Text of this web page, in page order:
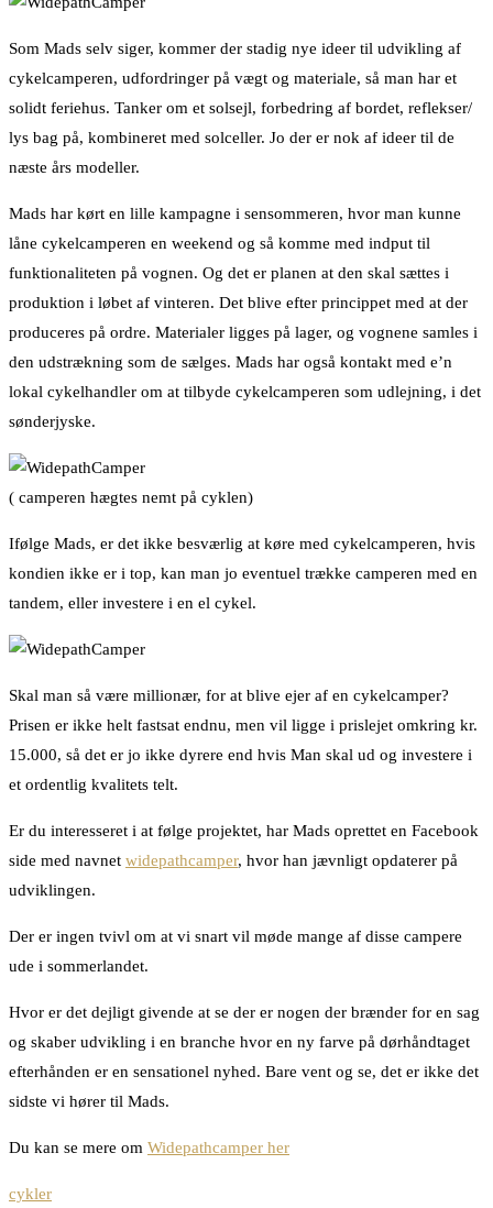
Som Mads selv siger, kommer der stadig nye ideer til udvikling af
cykelcamperen, udfordringer på vægt og materiale, så man har et
solidt feriehus. Tanker om et solsejl, forbedring af bordet, reflekser/
lys bag på, kombineret med solceller. Jo der er nok af ideer til de
næste års modeller.
Mads har kørt en lille kampagne i sensommeren, hvor man kunne
låne cykelcamperen en weekend og så komme med indput til
funktionaliteten på vognen. Og det er planen at den skal sættes i
produktion i løbet af vinteren. Det blive efter princippet med at der
produceres på ordre. Materialer ligges på lager, og vognene samles i
den udstrækning som de sælges. Mads har også kontakt med e’n
lokal cykelhandler om at tilbyde cykelcamperen som udlejning, i det
sønderjyske.
( camperen hægtes nemt på cyklen)
Ifølge Mads, er det ikke besværlig at køre med cykelcamperen, hvis
kondien ikke er i top, kan man jo eventuel trække camperen med en
tandem, eller investere i en el cykel.
Skal man så være millionær, for at blive ejer af en cykelcamper?
Prisen er ikke helt fastsat endnu, men vil ligge i prislejet omkring kr.
15.000, så det er jo ikke dyrere end hvis Man skal ud og investere i
et ordentlig kvalitets telt.
Er du interesseret i at følge projektet, har Mads oprettet en Facebook
side med navnet widepathcamper, hvor han jævnligt opdaterer på
udviklingen.
Der er ingen tvivl om at vi snart vil møde mange af disse campere
ude i sommerlandet.
Hvor er det dejligt givende at se der er nogen der brænder for en sag
og skaber udvikling i en branche hvor en ny farve på dørhåndtaget
efterhånden er en sensationel nyhed. Bare vent og se, det er ikke det
sidste vi hører til Mads.
Du kan se mere om Widepathcamper her
cykler